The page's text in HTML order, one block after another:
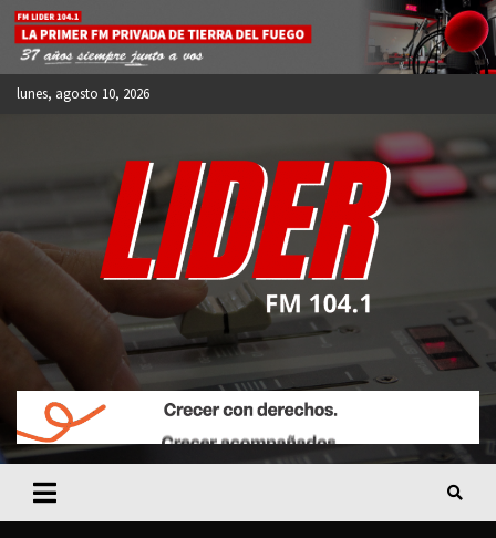
Skip
content
lunes, agosto 10, 2026
FM LIDER 104.1